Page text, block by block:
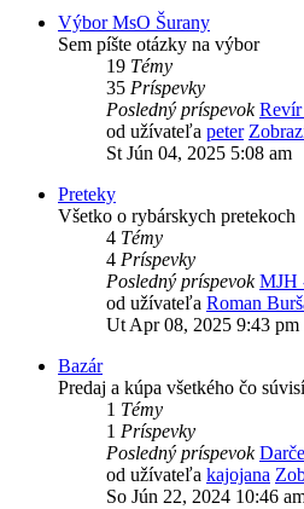
Výbor MsO Šurany
Sem píšte otázky na výbor
19 Témy
35 Príspevky
Posledný príspevok
od užívateľa peter
St Jún 04, 2025 5:08 am
Preteky
Všetko o rybárskych pretekoch
4 Témy
4 Príspevky
Posledný príspevok MJH
od užívateľa Roman
Ut Apr 08, 2025 9:43 pm
Bazár
Predaj a kúpa všetkého čo
1 Témy
1 Príspevky
Posledný príspevok
od užívateľa kajojana
So Jún 22, 2024 10:46